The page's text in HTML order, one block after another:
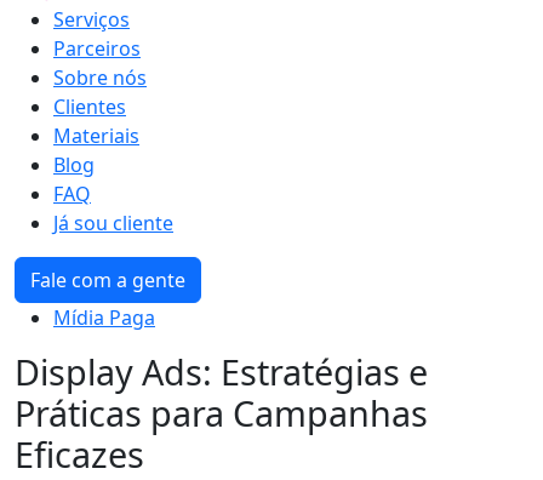
Serviços
Parceiros
Sobre nós
Clientes
Materiais
Blog
FAQ
Já sou cliente
Fale com a gente
Mídia Paga
Display Ads: Estratégias e
Práticas para Campanhas
Eficazes